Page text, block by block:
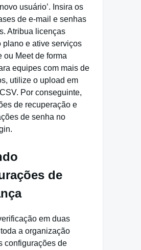
usuário’. Insira os
de e-mail e senhas
Atribua licenças
plano e ative serviços
ou Meet de forma
equipes com mais de
utilize o upload em
Por conseguinte,
de recuperação e
de senha no
de
em duas
a organização
configurações de